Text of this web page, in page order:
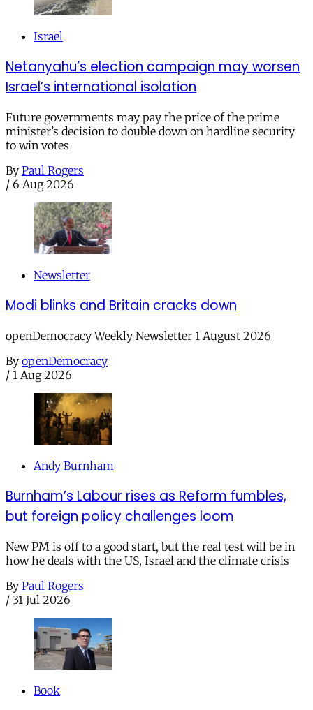
Israel
Netanyahu’s election campaign may worsen
Israel’s international isolation
Future governments may pay the price of the prime
minister’s decision to double down on hardline security
to win votes
By Paul Rogers
/ 6 Aug 2026
Newsletter
Modi blinks and Britain cracks down
openDemocracy Weekly Newsletter 1 August 2026
By openDemocracy
/ 1 Aug 2026
Andy Burnham
Burnham’s Labour rises as Reform fumbles,
but foreign policy challenges loom
New PM is off to a good start, but the real test will be in
how he deals with the US, Israel and the climate crisis
By Paul Rogers
/ 31 Jul 2026
Book